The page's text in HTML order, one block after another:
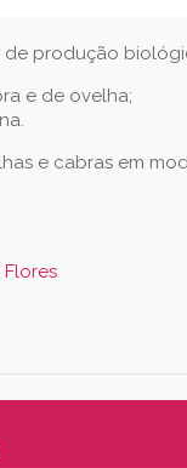
de produção
e de ovelha;
e cabras em